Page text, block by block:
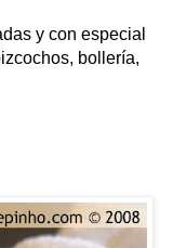
y con especial
bollería,